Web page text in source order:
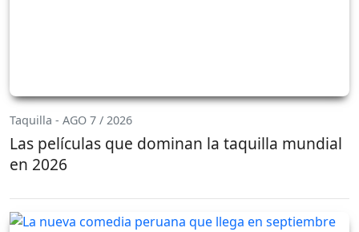
Taquilla - AGO 7 / 2026
Las películas que dominan la taquilla mundial
en 2026